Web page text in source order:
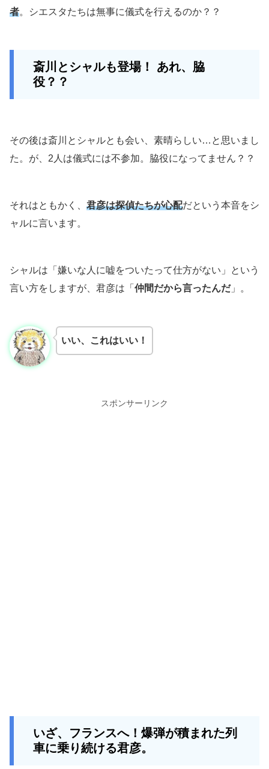
者。シエスタたちは無事に儀式を行えるのか？？
斎川とシャルも登場！ あれ、脇
役？？
その後は斎川とシャルとも会い、素晴らしい…と思いまし
た。が、2人は儀式には不参加。脇役になってません？？
それはともかく、 君彦は探偵たちが心配だという本音をシ
ャルに言います。
シャルは「嫌いな人に嘘をついたって仕方がない」という
言い方をしますが、君彦は「 仲間だから言ったんだ」。
いい、これはいい！
スポンサーリンク
いざ、フランスへ！爆弾が積まれた列
車に乗り続ける君彦。